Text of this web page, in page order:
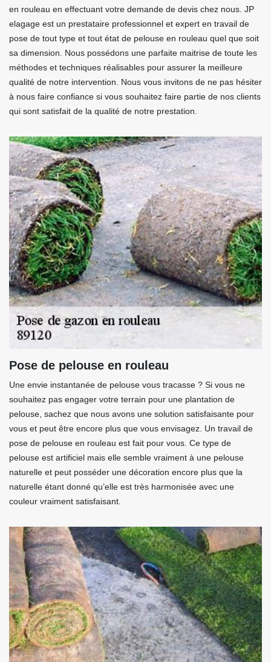
en rouleau en effectuant votre demande de devis chez nous. JP
elagage est un prestataire professionnel et expert en travail de
pose de tout type et tout état de pelouse en rouleau quel que soit
sa dimension. Nous possédons une parfaite maitrise de toute les
méthodes et techniques réalisables pour assurer la meilleure
qualité de notre intervention. Nous vous invitons de ne pas hésiter
à nous faire confiance si vous souhaitez faire partie de nos clients
qui sont satisfait de la qualité de notre prestation.
Pose de pelouse en rouleau
Une envie instantanée de pelouse vous tracasse ? Si vous ne
souhaitez pas engager votre terrain pour une plantation de
pelouse, sachez que nous avons une solution satisfaisante pour
vous et peut être encore plus que vous envisagez. Un travail de
pose de pelouse en rouleau est fait pour vous. Ce type de
pelouse est artificiel mais elle semble vraiment à une pelouse
naturelle et peut posséder une décoration encore plus que la
naturelle étant donné qu’elle est très harmonisée avec une
couleur vraiment satisfaisant.